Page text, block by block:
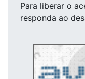
Para liberar o
responda ao